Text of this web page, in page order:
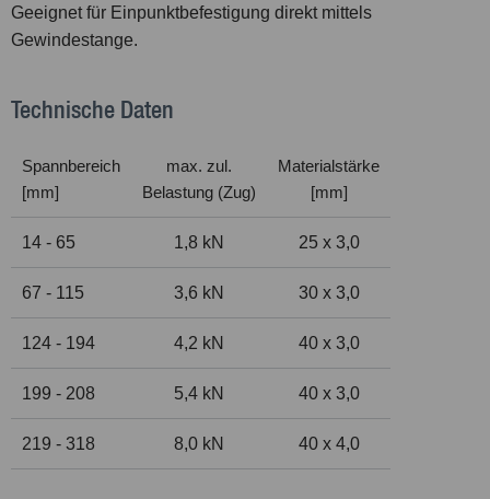
Geeignet für Einpunktbefestigung direkt mittels
Gewindestange.
Technische Daten
Spannbereich
[mm]
max. zul.
Belastung (Zug)
Materialstärke
[mm]
14 - 65 1,8 kN 25 x 3,0
67 - 115 3,6 kN 30 x 3,0
124 - 194 4,2 kN 40 x 3,0
199 - 208 5,4 kN 40 x 3,0
219 - 318 8,0 kN 40 x 4,0